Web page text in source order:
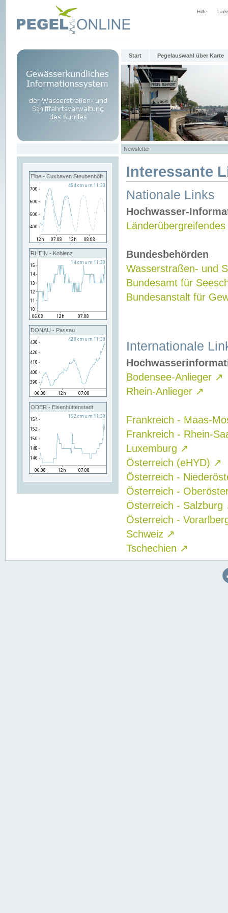
Hilfe
Start Pegelauswahl über Karte
Newsletter
Elbe - Cuxhaven Steubenhöft
RHEIN - Koblenz
DONAU - Passau
ODER - Eisenhüttenstadt
Interessante
Nationale Links
Hochwasser-
Bundesbehörden
Wasserstraßen- und
Bundesamt für
Bundesanstalt für
Internationale
Bodensee-Anlieger ↗
Rhein-Anlieger ↗
Frankreich - Maas-
Frankreich - Rhein-
Luxemburg ↗
Österreich (eHYD) ↗
Österreich -
Österreich -
Österreich - Salzburg
Österreich -
Schweiz ↗
Tschechien ↗